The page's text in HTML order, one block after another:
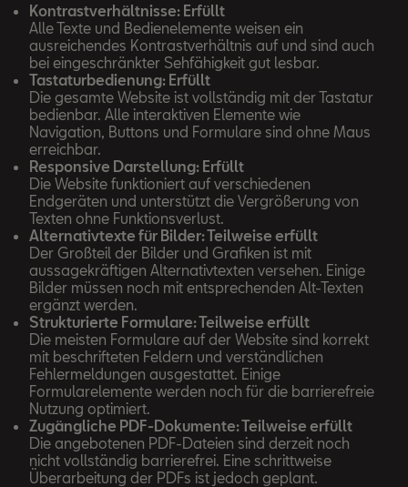
Kontrastverhältnisse: Erfüllt
Alle Texte und Bedienelemente weisen ein
ausreichendes Kontrastverhältnis auf und sind auch
bei eingeschränkter Sehfähigkeit gut lesbar.
Tastaturbedienung: Erfüllt
Die gesamte Website ist vollständig mit der Tastatur
bedienbar. Alle interaktiven Elemente wie
Navigation, Buttons und Formulare sind ohne Maus
erreichbar.
Responsive Darstellung: Erfüllt
Die Website funktioniert auf verschiedenen
Endgeräten und unterstützt die Vergrößerung von
Texten ohne Funktionsverlust.
Alternativtexte für Bilder: Teilweise erfüllt
Der Großteil der Bilder und Grafiken ist mit
aussagekräftigen Alternativtexten versehen. Einige
Bilder müssen noch mit entsprechenden Alt-Texten
ergänzt werden.
Strukturierte Formulare: Teilweise erfüllt
Die meisten Formulare auf der Website sind korrekt
mit beschrifteten Feldern und verständlichen
Fehlermeldungen ausgestattet. Einige
Formularelemente werden noch für die barrierefreie
Nutzung optimiert.
Zugängliche PDF-Dokumente: Teilweise erfüllt
Die angebotenen PDF-Dateien sind derzeit noch
nicht vollständig barrierefrei. Eine schrittweise
Überarbeitung der PDFs ist jedoch geplant.